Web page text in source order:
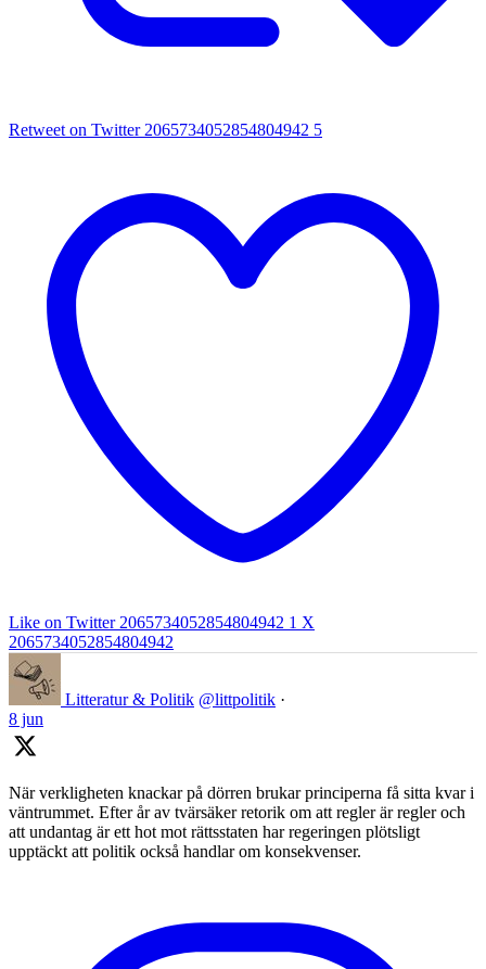
Retweet on Twitter 2065734052854804942 5
Like on Twitter 2065734052854804942 1 X
2065734052854804942
Litteratur & Politik @littpolitik ·
8 jun
När verkligheten knackar på dörren brukar principerna få sitta kvar i
väntrummet. Efter år av tvärsäker retorik om att regler är regler och
att undantag är ett hot mot rättsstaten har regeringen plötsligt
upptäckt att politik också handlar om konsekvenser.